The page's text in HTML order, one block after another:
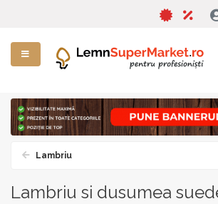
Lambriu
Lambriu si dusumea